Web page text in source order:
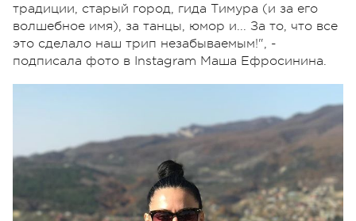
традиции, старый город, гида Тимура (и за его
волшебное имя), за танцы, юмор и... За то, что все
это сделало наш трип незабываемым!", -
подписала фото в Instagram Маша Ефросинина.